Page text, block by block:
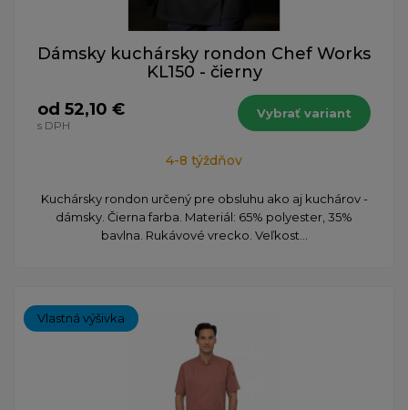
Dámsky kuchársky rondon Chef Works
KL150 - čierny
od 52,10 €
s DPH
Vybrať variant
4-8 týždňov
Kuchársky rondon určený pre obsluhu ako aj kuchárov -
dámsky. Čierna farba. Materiál: 65% polyester, 35%
bavlna. Rukávové vrecko. Veľkost...
Vlastná výšivka